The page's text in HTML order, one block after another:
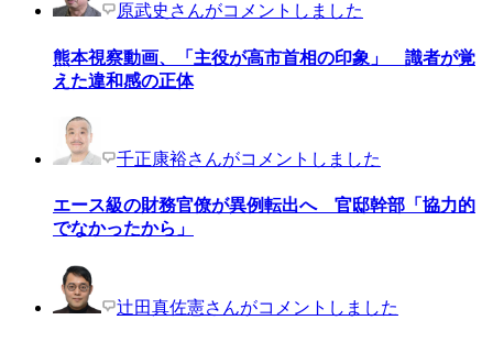
原武史さんがコメントしました
熊本視察動画、「主役が高市首相の印象」 識者が覚
えた違和感の正体
千正康裕さんがコメントしました
エース級の財務官僚が異例転出へ 官邸幹部「協力的
でなかったから」
辻田真佐憲さんがコメントしました